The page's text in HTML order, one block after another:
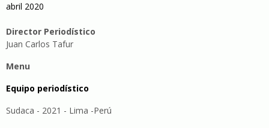
abril 2020
Director Periodístico
Juan Carlos Tafur
Menu
Equipo periodístico
Sudaca - 2021 - Lima -Perú